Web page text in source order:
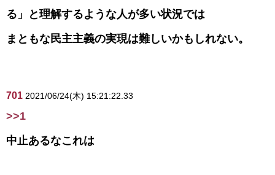
る」と理解するような人が多い状況では
まともな民主主義の実現は難しいかもしれない。
701 2021/06/24(木) 15:21:22.33
>>1
中止あるなこれは